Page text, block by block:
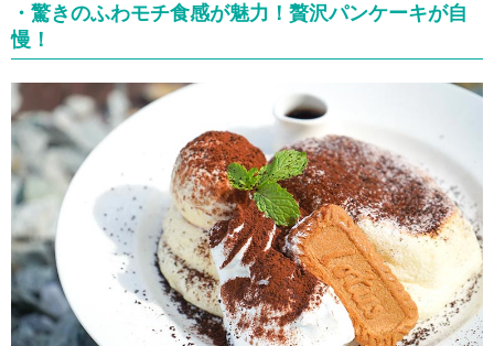
・驚きのふわモチ食感が魅力！贅沢パンケーキが自
慢！